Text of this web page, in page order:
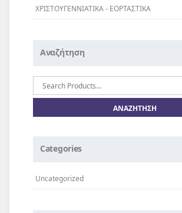
ΧΡΙΣΤΟΥΓΕΝΝΙΑΤΙΚΑ - ΕΟΡΤΑΣΤΙΚΑ
Αναζήτηση
Αναζήτηση
για:
Categories
Uncategorized